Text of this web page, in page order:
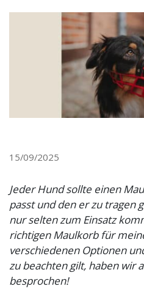
15/09/2025
Jeder Hund sollte einen
passt und den er zu tragen
nur selten zum Einsatz
richtigen Maulkorb für
verschiedenen Optionen
zu beachten gilt, haben wir
besprochen!